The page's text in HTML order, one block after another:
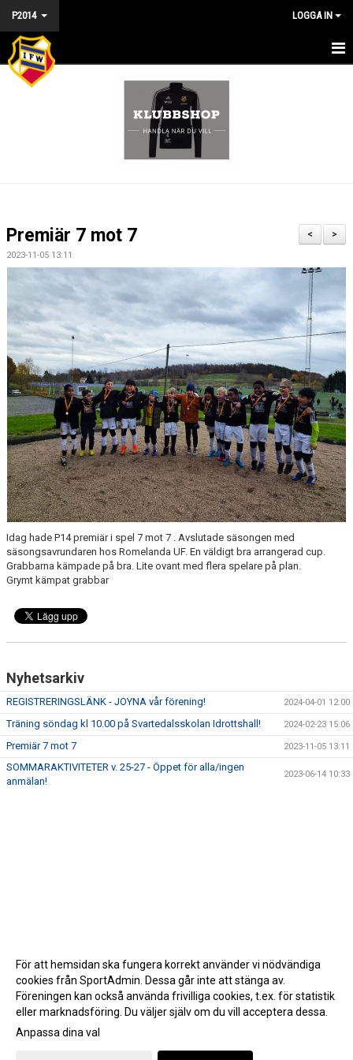
P2014 LOGGA IN
HEM - P2014
DOKUMENT
BILDGALLERI
KONTAKT
>
<
Premiär 7 mot 7
2023-11-05 13:11
Idag hade P14 premiär i spel 7 mot 7 . Avslutade säsongen med
säsongsavrundaren hos Romelanda UF. En väldigt bra arrangerad cup.
Grabbarna kämpade på bra. Lite ovant med flera spelare på plan.
Grymt kämpat grabbar
Nyhetsarkiv
REGISTRERINGSLÄNK - JOYNA vår förening! 2024-04-01 12:00
Träning söndag kl 10.00 på Svartedalsskolan Idrottshall! 2024-02-23 15:06
Premiär 7 mot 7 2023-11-05 13:11
SOMMARAKTIVITETER v. 25-27 - Öppet för alla/ingen
anmälan!
2023-06-14 10:33
Gå till Webbversion
För att hemsidan ska fungera korrekt använder vi nödvändiga
cookies från SportAdmin. Dessa går inte att stänga av.
Föreningen kan också använda frivilliga cookies, t.ex. för statistik
eller marknadsföring. Du väljer själv om du vill acceptera dessa.
Anpassa dina val